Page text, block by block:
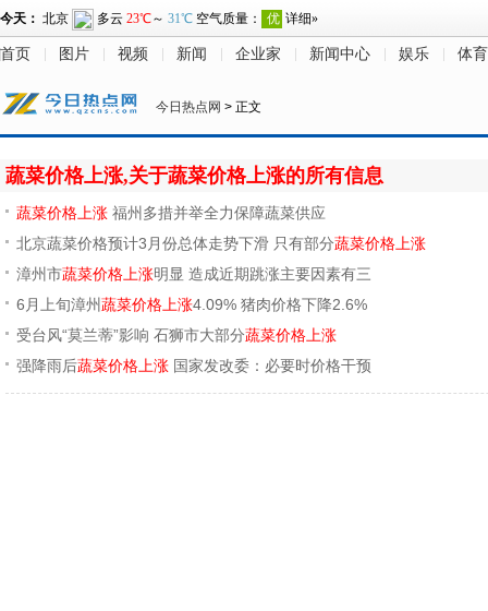
首页 图片 视频 新闻 企业家 新闻中心 娱乐 体育
今日热点网 > 正文
蔬菜价格上涨,关于蔬菜价格上涨的所有信息
蔬菜价格上涨 福州多措并举全力保障蔬菜供应
北京蔬菜价格预计3月份总体走势下滑 只有部分蔬菜价格上涨
漳州市蔬菜价格上涨明显 造成近期跳涨主要因素有三
6月上旬漳州蔬菜价格上涨4.09% 猪肉价格下降2.6%
受台风“莫兰蒂”影响 石狮市大部分蔬菜价格上涨
强降雨后蔬菜价格上涨 国家发改委：必要时价格干预